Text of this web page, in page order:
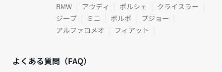
BMW
アウディ ポルシェ
クライスラー
ジープ
ミニ ボルボ
プジョー
アルファロメオ
フィアット
よくある質問（FAQ）